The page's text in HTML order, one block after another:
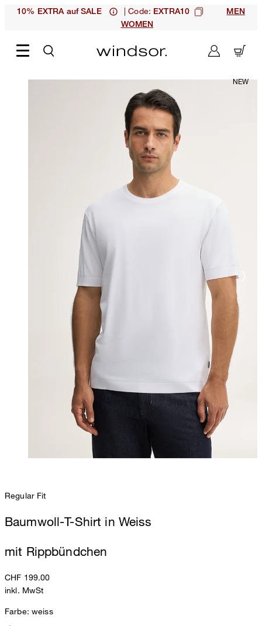
10% EXTRA auf SALE | Code: EXTRA10
MEN
WOMEN
Regular Fit
Baumwoll-T-Shirt in Weiss
mit Rippbündchen
CHF 199.00
inkl. MwSt
Farbe: weiss